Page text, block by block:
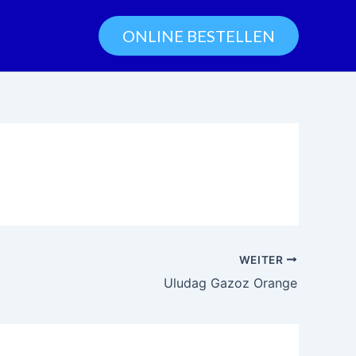
ONLINE BESTELLEN
WEITER
Uludag Gazoz Orange